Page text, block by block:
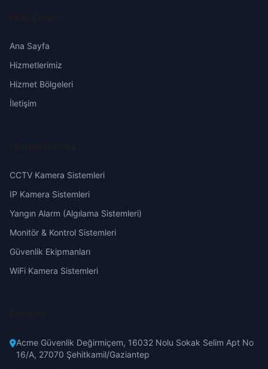
Erzurum
Hakkari
Isparta
İzmir
Mamak
Nallıhan
Sincan
Yenimahalle
Kartaltepe
Sırapınar
Sugüzel
Uzunlar
Ana Sayfa
Hizmetlerimiz
Hizmet Bölgeleri
İletişim
CCTV Kamera Sistemleri
IP Kamera Sistemleri
Yangın Alarm (Algılama Sistemleri)
Monitör & Kontrol Sistemleri
Güvenlik Ekipmanları
WiFi Kamera Sistemleri
Acme Güvenlik Değirmiçem, 16032 Nolu Sokak Selim Apt No
16/A, 27070 Şehitkamil/Gaziantep